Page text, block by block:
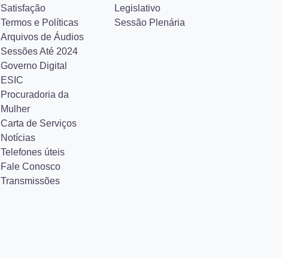
Satisfação
Termos e Políticas
Arquivos de Áudios
Sessões Até 2024
Governo Digital
ESIC
Procuradoria da
Mulher
Carta de Serviços
Notícias
Telefones úteis
Fale Conosco
Transmissões
Legislativo
Sessão Plenária